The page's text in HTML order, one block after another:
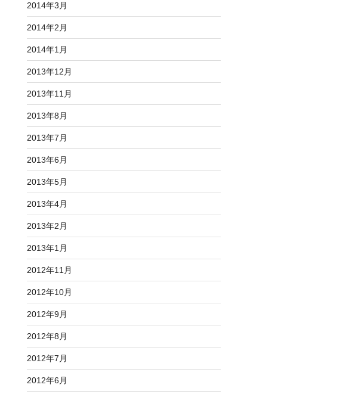
2014年3月
2014年2月
2014年1月
2013年12月
2013年11月
2013年8月
2013年7月
2013年6月
2013年5月
2013年4月
2013年2月
2013年1月
2012年11月
2012年10月
2012年9月
2012年8月
2012年7月
2012年6月